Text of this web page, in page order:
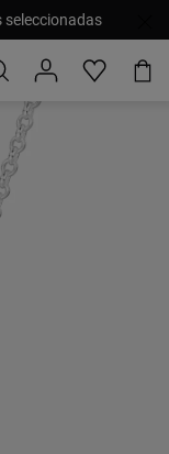
seleccionadas